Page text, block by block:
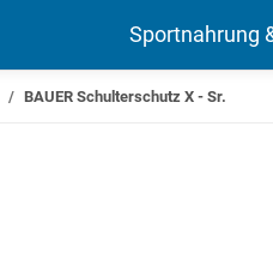
Sportnahrung
BAUER Schulterschutz X - Sr.